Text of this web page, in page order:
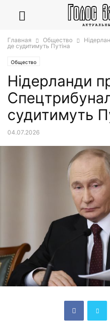
Главная Общество
де судитимуть Путіна
Общество
Нідерланди
судитимуть
04.07.2026